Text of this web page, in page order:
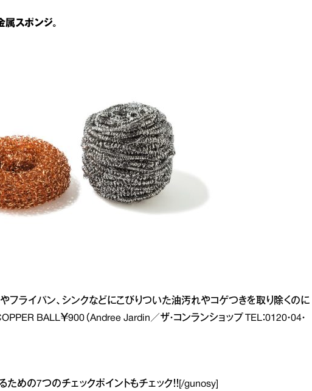
スポンジ。
フライパン、シンクなどにこびりついた油汚れやコゲつきを取り除くのに
BALL￥900（Andree Jardin／ザ・コンランショップ TEL：0120・04・
ための7つのチェックポイントもチェック！！[/gunosy]